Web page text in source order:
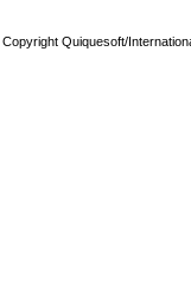
Copyright Quiquesoft/